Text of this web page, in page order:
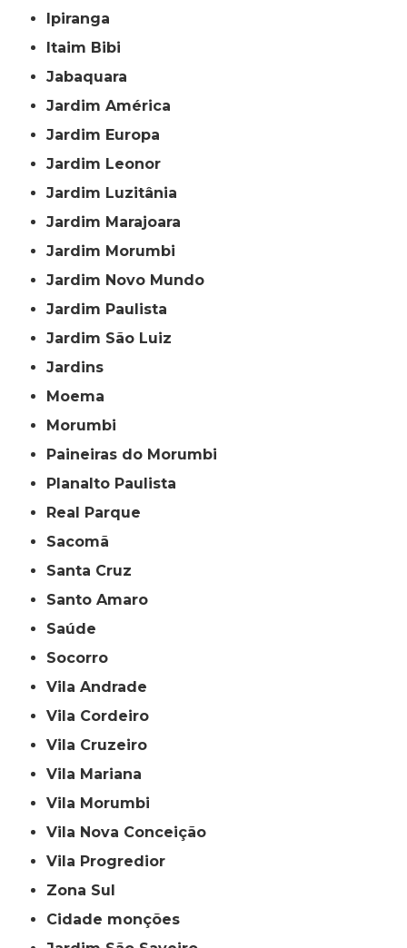
Ipiranga
Itaim Bibi
Jabaquara
Jardim América
Jardim Europa
Jardim Leonor
Jardim Luzitânia
Jardim Marajoara
Jardim Morumbi
Jardim Novo Mundo
Jardim Paulista
Jardim São Luiz
Jardins
Moema
Morumbi
Paineiras do Morumbi
Planalto Paulista
Real Parque
Sacomã
Santa Cruz
Santo Amaro
Saúde
Socorro
Vila Andrade
Vila Cordeiro
Vila Cruzeiro
Vila Mariana
Vila Morumbi
Vila Nova Conceição
Vila Progredior
Zona Sul
cidade monções